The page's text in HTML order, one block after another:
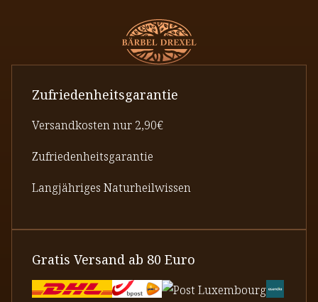
Zufriedenheitsgarantie
Versandkosten nur 2,90€
Zufriedenheitsgarantie
Langjähriges Naturheilwissen
Gratis Versand ab 80 Euro